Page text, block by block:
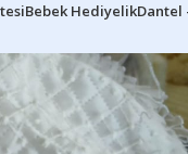
Bebek HediyelikDantel